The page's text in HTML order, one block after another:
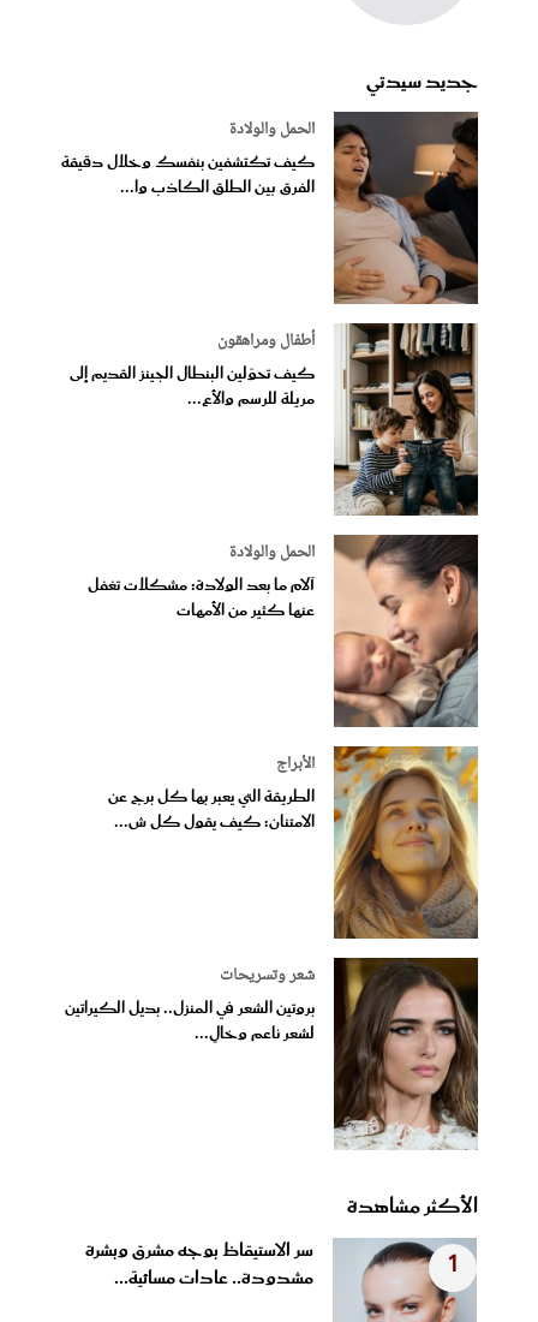
جديد سيدتي
الحمل والولادة
كيف تكتشفين بنفسك وخلال دقيقة
الفرق بين الطلق الكاذب وا...
أطفال ومراهقون
كيف تحوّلين البنطال الجينز القديم إلى
مريلة للرسم والأع...
الحمل والولادة
آلام ما بعد الولادة: مشكلات تغفل
عنها كثير من الأمهات
الأبراج
الطريقة التي يعبر بها كل برج عن
الامتنان: كيف يقول كل ش...
شعر وتسريحات
بروتين الشعر في المنزل.. بديل الكيراتين
لشعر ناعم وخالٍ...
الأكثر مشاهدة
1
سر الاستيقاظ بوجه مشرق وبشرة
مشدودة.. عادات مسائية...